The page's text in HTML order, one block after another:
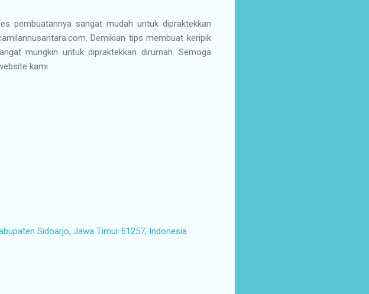
pembuatannya sangat mudah untuk dipraktekkan
Demikian tips membuat keripik
mungkin untuk dipraktekkan dirumah. Semoga
kami.
Sidoarjo, Jawa Timur 61257, Indonesia